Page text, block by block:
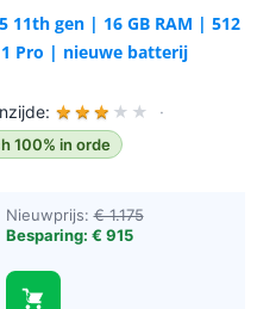
11th gen | 16 GB RAM | 512
Pro | nieuwe batterij
★ ★ ★ ★ ★
·
100% in orde
Nieuwprijs:€ 1.175
Besparing: € 915